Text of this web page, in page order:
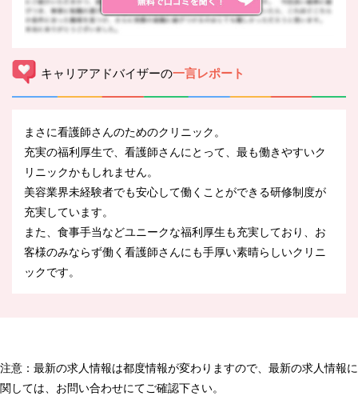
キャリアアドバイザーの一言レポート
まさに看護師さんのためのクリニック。
充実の福利厚生で、看護師さんにとって、最も働きやすいク
リニックかもしれません。
美容業界未経験者でも安心して働くことができる研修制度が
充実しています。
また、食事手当などユニークな福利厚生も充実しており、お
客様のみならず働く看護師さんにも手厚い素晴らしいクリニ
ックです。
注意：最新の求人情報は都度情報が変わりますので、最新の求人情報に
関しては、お問い合わせにてご確認下さい。